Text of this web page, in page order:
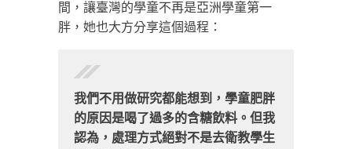
間，讓臺灣的學童不再是亞洲學童第一
胖，她也大方分享這個過程：
我們不用做研究都能想到，學童肥胖
的原因是喝了過多的含糖飲料。但我
認為，處理方式絕對不是去衛教學生